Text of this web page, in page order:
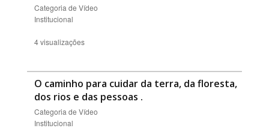
Categoria de Vídeo
Institucional
4 visualizações
O caminho para cuidar da terra, da floresta,
dos rios e das pessoas .
Categoria de Vídeo
Institucional